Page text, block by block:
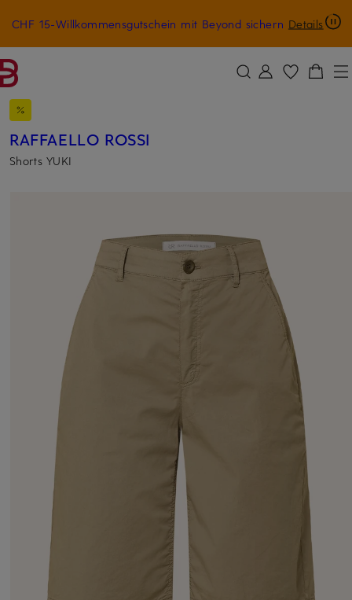
ZUM HAUPTINHALT ÜBERSPRINGEN ZUM SUCHFELD ÜBERSPRINGEN
CHF 15-Willkommensgutschein mit Beyond sichern Details
RAFFAELLO ROSSI
Shorts YUKI